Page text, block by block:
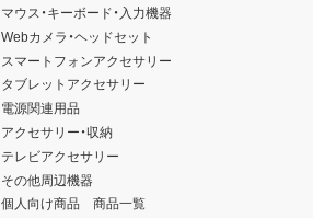
マウス・キーボード・入力機器
Webカメラ・ヘッドセット
スマートフォンアクセサリー
タブレットアクセサリー
電源関連用品
アクセサリー・収納
テレビアクセサリー
その他周辺機器
個人向け商品 商品一覧